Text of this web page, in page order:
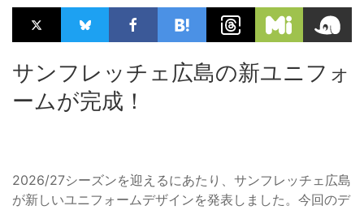
サンフレッチェ広島の新ユニフォ
ームが完成！
2026/27シーズンを迎えるにあたり、サンフレッチェ広島
が新しいユニフォームデザインを発表しました。今回のデ